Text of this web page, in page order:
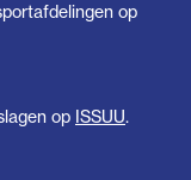
op
op ISSUU.